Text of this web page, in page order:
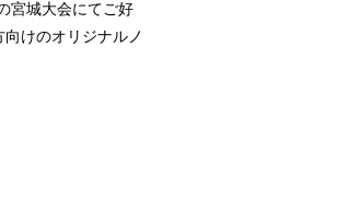
宮城大会にてご好
けのオリジナルノ